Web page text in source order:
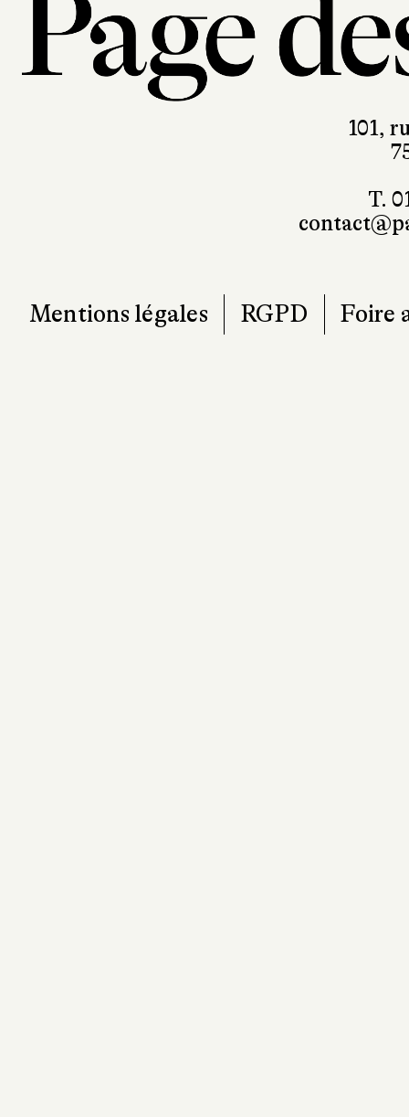
101,
T.
Mentions légales RGPD Foire